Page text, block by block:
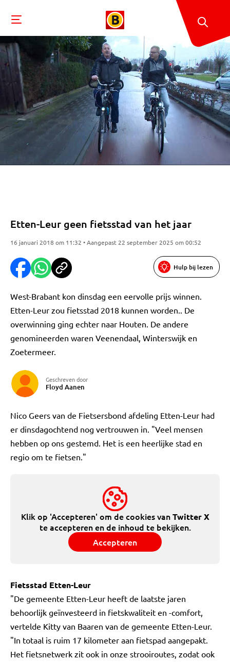
Etten-Leur geen fietsstad van het jaar
16 januari 2018 om 11:32 • Aangepast 22 september 2025 om 00:52
Hulp bij lezen
West-Brabant kon dinsdag een eervolle prijs winnen.
Etten-Leur zou fietsstad 2018 kunnen worden.. De
overwinning ging echter naar Houten. De andere
genomineerden waren Veenendaal, Winterswijk en
Zoetermeer.
Geschreven door
Floyd Aanen
Nico Geers van de Fietsersbond afdeling Etten-Leur had
er dinsdagochtend nog vertrouwen in. "Veel mensen
hebben op ons gestemd. Het is een heerlijke stad en
regio om te fietsen."
Klik op 'Accepteren' om de cookies vanTwitter X
te accepteren en de inhoud te bekijken.
Accepteren
Fietsstad Etten-Leur
"De gemeente Etten-Leur heeft de laatste jaren
behoorlijk geïnvesteerd in fietskwaliteit en -comfort,
vertelde Kitty van Baaren van de gemeente Etten-Leur.
"In totaal is ruim 17 kilometer aan fietspad aangepakt.
Het fietsnetwerk zit ook in onze strooiroutes, zodat ook